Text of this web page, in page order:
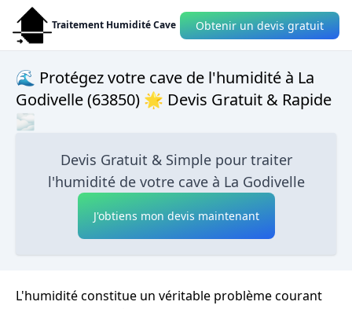
Traitement Humidité Cave Obtenir un devis gratuit
🌊 Protégez votre cave de l'humidité à La
Godivelle (63850) 🌟 Devis Gratuit & Rapide
🌫
Devis Gratuit & Simple pour traiter
l'humidité de votre cave à La Godivelle
J'obtiens mon devis maintenant
L'humidité constitue un véritable problème courant